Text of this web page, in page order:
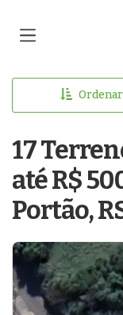
Ordenar
17
até R$
Portão,